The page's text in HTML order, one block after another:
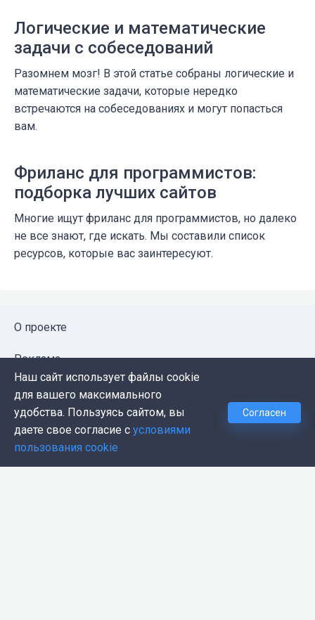
Логические и математические
задачи с собеседований
Разомнем мозг! В этой статье собраны логические и
математические задачи, которые нередко
встречаются на собеседованиях и могут попасться
вам.
Фриланс для программистов:
подборка лучших сайтов
Многие ищут фриланс для программистов, но далеко
не все знают, где искать. Мы составили список
ресурсов, которые вас заинтересуют.
О проекте
Реклама
Публичная оферта
Политика конфиденциальности
Контакты
Наш сайт использует файлы cookie
для вашего максимального
удобства. Пользуясь сайтом, вы
даете свое согласие с условиями
пользования cookie
Согласен